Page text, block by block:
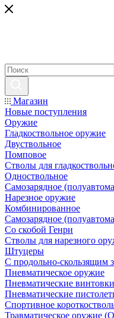
Магазин
Новые поступления
Оружие
Гладкоствольное оружие
Двуствольное
Помповое
Стволы для
Одноствольное
Самозарядное
Нарезное оружие
Комбинированное
Самозарядное
Со скобой Генри
Стволы для нарезного
Штуцеры
С продольно-скользящим
Пневматическое оружие
Пневматические винтовки
Пневматические
Спортивное
Травматическое оружие